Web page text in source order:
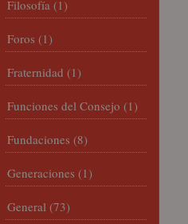
Filosofía (1)
Foros (1)
Fraternidad (1)
Funciones del Consejo (1)
Fundaciones (8)
Generaciones (1)
General (73)